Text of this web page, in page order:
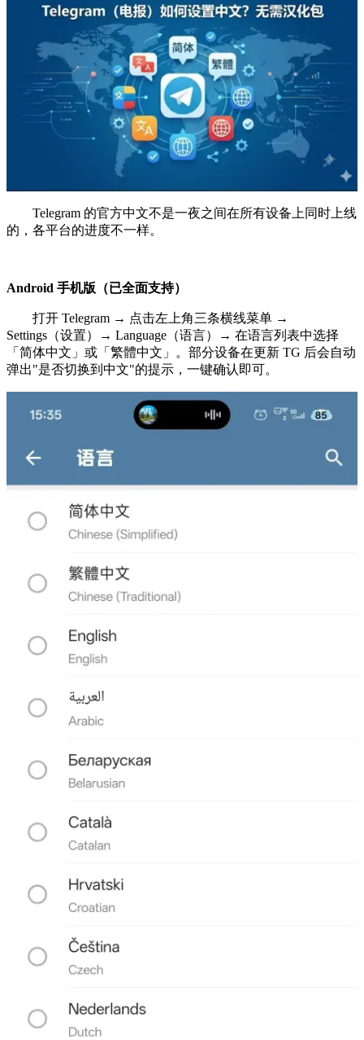
Telegram 的官方中文不是一夜之间在所有设备上同时上线
的，各平台的进度不一样。
Android 手机版（已全面支持）
打开 Telegram → 点击左上角三条横线菜单 →
Settings（设置）→ Language（语言）→ 在语言列表中选择
「简体中文」或「繁體中文」。部分设备在更新 TG 后会自动
弹出"是否切换到中文"的提示，一键确认即可。